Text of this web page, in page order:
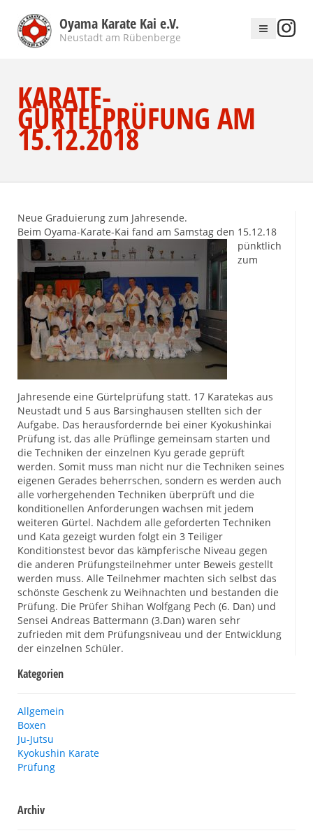
Oyama Karate Kai e.V.
Neustadt am Rübenberge
KARATE-
GÜRTELPRÜFUNG AM
15.12.2018
Neue Graduierung zum Jahresende.
Beim Oyama-Karate-Kai fand am Samstag den 15.12.18
pünktlich
zum
Jahresende eine Gürtelprüfung statt. 17 Karatekas aus
Neustadt und 5 aus Barsinghausen stellten sich der
Aufgabe. Das herausfordernde bei einer Kyokushinkai
Prüfung ist, das alle Prüflinge gemeinsam starten und
die Techniken der einzelnen Kyu gerade geprüft
werden. Somit muss man nicht nur die Techniken seines
eigenen Gerades beherrschen, sondern es werden auch
alle vorhergehenden Techniken überprüft und die
konditionellen Anforderungen wachsen mit jedem
weiteren Gürtel. Nachdem alle geforderten Techniken
und Kata gezeigt wurden folgt ein 3 Teiliger
Konditionstest bevor das kämpferische Niveau gegen
die anderen Prüfungsteilnehmer unter Beweis gestellt
werden muss. Alle Teilnehmer machten sich selbst das
schönste Geschenk zu Weihnachten und bestanden die
Prüfung. Die Prüfer Shihan Wolfgang Pech (6. Dan) und
Sensei Andreas Battermann (3.Dan) waren sehr
zufrieden mit dem Prüfungsniveau und der Entwicklung
der einzelnen Schüler.
Kategorien
Allgemein
Boxen
Ju-Jutsu
Kyokushin Karate
Prüfung
Archiv